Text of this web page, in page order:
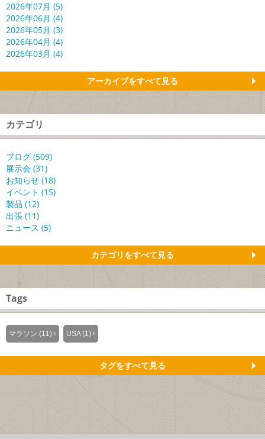
2026年07月 (5)
2026年06月 (4)
2026年05月 (3)
2026年04月 (4)
2026年03月 (4)
アーカイブをすべて見る
カテゴリ
ブログ (509)
展示会 (31)
お知らせ (18)
イベント (15)
製品 (12)
出張 (11)
ニュース (5)
カテゴリをすべて見る
Tags
マラソン (11) USA (1)
タグをすべて見る